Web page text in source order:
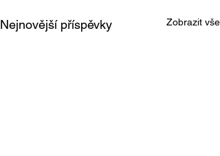
Nejnovější příspěvky Zobrazit vše